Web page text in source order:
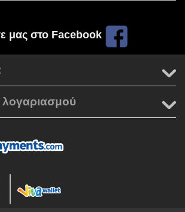
μας στο Facebook